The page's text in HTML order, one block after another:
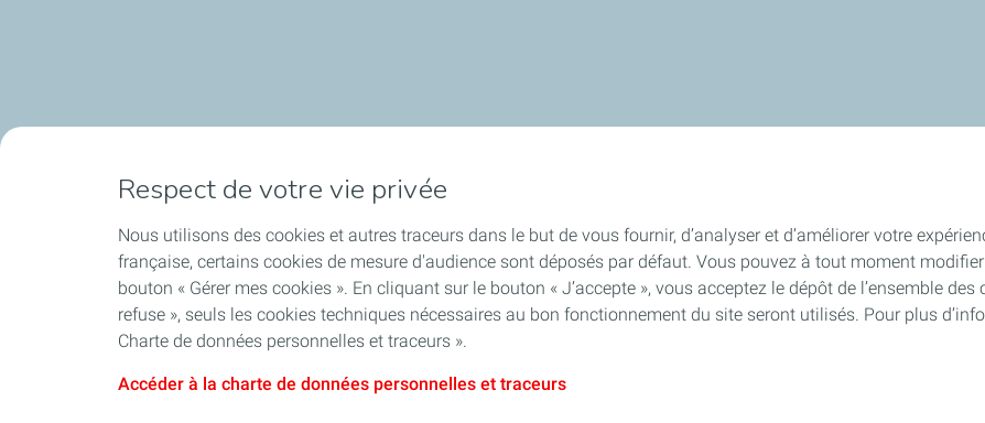
Respect de votre vie privée
Nous utilisons des cookies et autres traceurs dans le but de vous fournir, d’analyser et d’améliorer votre
française, certains cookies de mesure d'audience sont déposés par défaut. Vous pouvez à tout moment
bouton « Gérer mes cookies ». En cliquant sur le bouton « J’accepte », vous acceptez le dépôt de l’ensemble
refuse », seuls les cookies techniques nécessaires au bon fonctionnement du site seront utilisés. Pour plus
Charte de données personnelles et traceurs ».
Accéder à la charte de données personnelles et traceurs